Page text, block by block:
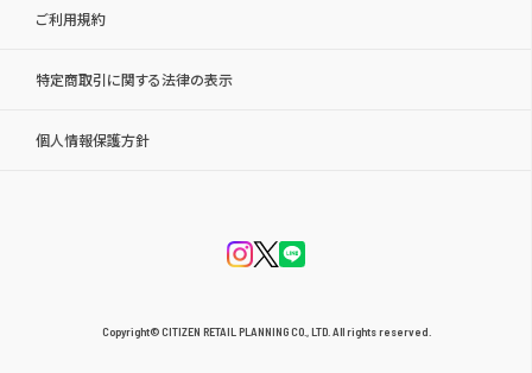
ご利用規約
特定商取引に関する法律の表示
個人情報保護方針
Copyright© CITIZEN RETAIL PLANNING CO., LTD. All rights reserved.